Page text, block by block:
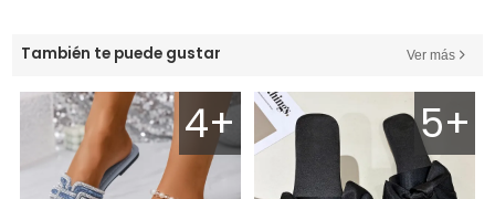
También te puede gustar Ver más
4+ 5+